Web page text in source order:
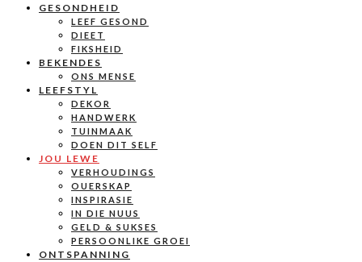
GESONDHEID
LEEF GESOND
DIEET
FIKSHEID
BEKENDES
ONS MENSE
LEEFSTYL
DEKOR
HANDWERK
TUINMAAK
DOEN DIT SELF
JOU LEWE
VERHOUDINGS
OUERSKAP
INSPIRASIE
IN DIE NUUS
GELD & SUKSES
PERSOONLIKE GROEI
ONTSPANNING